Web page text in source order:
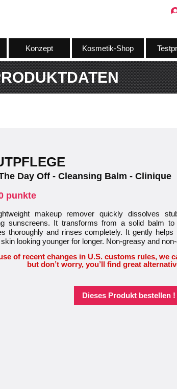
Konzept Kosmetik-Shop
Day Off - Cleansing Balm - Clinique
punkte
makeup remover quickly dissolves
sunscreens. It transforms from a solid balm
thoroughly and rinses completely. It gently
looking younger for longer. Non-greasy and
of recent changes in U.S. customs rules, we
but don’t worry, you’ll find great
Dieses Produkt bestellen !